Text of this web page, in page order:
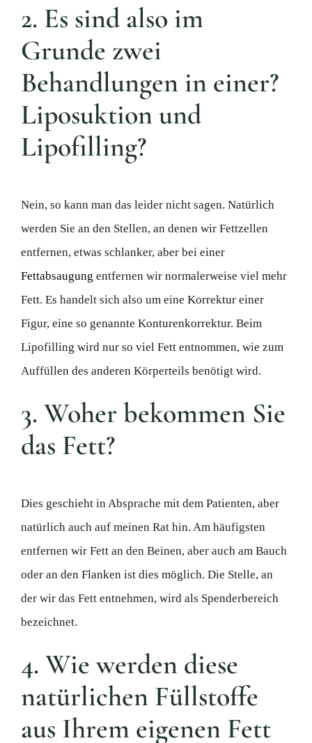
2. Es sind also im
Grunde zwei
Behandlungen in einer?
Liposuktion und
Lipofilling?
Nein, so kann man das leider nicht sagen. Natürlich
werden Sie an den Stellen, an denen wir Fettzellen
entfernen, etwas schlanker, aber bei einer
Fettabsaugung entfernen wir normalerweise viel mehr
Fett. Es handelt sich also um eine Korrektur einer
Figur, eine so genannte Konturenkorrektur. Beim
Lipofilling wird nur so viel Fett entnommen, wie zum
Auffüllen des anderen Körperteils benötigt wird.
3. Woher bekommen Sie
das Fett?
Dies geschieht in Absprache mit dem Patienten, aber
natürlich auch auf meinen Rat hin. Am häufigsten
entfernen wir Fett an den Beinen, aber auch am Bauch
oder an den Flanken ist dies möglich. Die Stelle, an
der wir das Fett entnehmen, wird als Spenderbereich
bezeichnet.
4. Wie werden diese
natürlichen Füllstoffe
aus Ihrem eigenen Fett